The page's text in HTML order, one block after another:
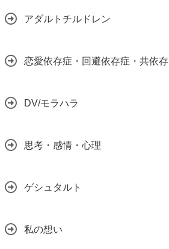
アダルトチルドレン
恋愛依存症・回避依存症・共依存
DV/モラハラ
思考・感情・心理
ゲシュタルト
私の想い